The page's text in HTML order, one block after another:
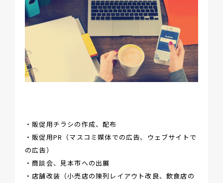
・販促用チラシの作成、配布
・販促用PR（マスコミ媒体での広告、ウェブサイトで
の広告）
・商談会、見本市への出展
・店舗改装（小売店の陳列レイアウト改良、飲食店の